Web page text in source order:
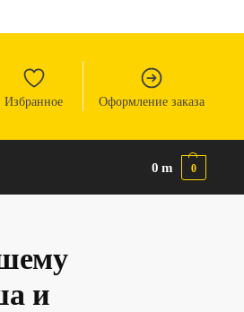
Избранное Оформление заказа
0m 0
и